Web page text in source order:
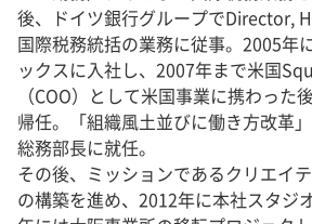
後、ドイツ銀行グループでDirector,
国際税務統括の業務に従事。2005年
ックスに入社し、2007年まで米国
（COO）として米国事業に携わった
帰任。「組織風土並びに働き方改革
総務部長に就任。
その後、ミッションであるクリエイ
の構築を進め、2012年に本社スタジ